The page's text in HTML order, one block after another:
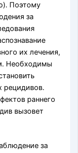
Поэтому
за
их лечения,
Необходимы
рецидивов.
раннего
вызовет
за